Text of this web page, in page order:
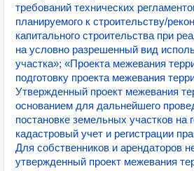
требований технических
планируемого к строительству/
капитального строительства при
на условно разрешенный вид
участка»; «Проекта межевания
подготовку проекта межевания
Утвержденный проект межевания
основанием для дальнейшего
постановке земельных участков на
кадастровый учет и регистрации
Для собственников и арендаторов
утвержденный проект межевания